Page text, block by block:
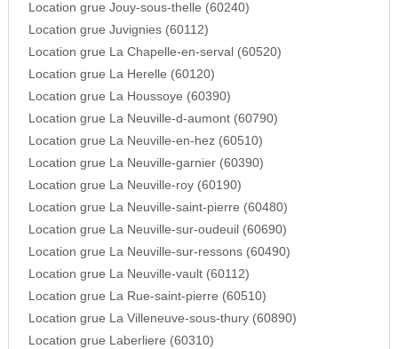
Location grue Jouy-sous-thelle (60240)
Location grue Juvignies (60112)
Location grue La Chapelle-en-serval (60520)
Location grue La Herelle (60120)
Location grue La Houssoye (60390)
Location grue La Neuville-d-aumont (60790)
Location grue La Neuville-en-hez (60510)
Location grue La Neuville-garnier (60390)
Location grue La Neuville-roy (60190)
Location grue La Neuville-saint-pierre (60480)
Location grue La Neuville-sur-oudeuil (60690)
Location grue La Neuville-sur-ressons (60490)
Location grue La Neuville-vault (60112)
Location grue La Rue-saint-pierre (60510)
Location grue La Villeneuve-sous-thury (60890)
Location grue Laberliere (60310)